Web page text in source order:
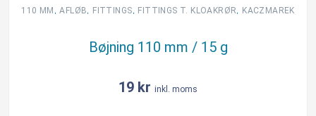
g
110 MM ,AFLØB, FITTINGS, FITTINGS T. KLOAKRØR, KACZMAREK
Bøjning 110 mm / 15 g
19 kr inkl. moms